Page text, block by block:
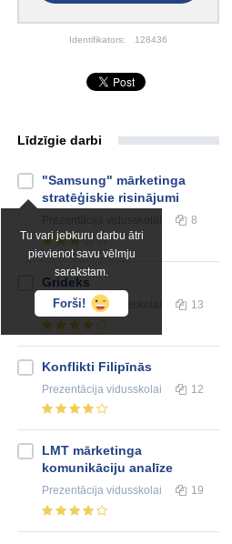
Identifikators: 128436
Līdzīgie darbi
Tu vari jebkuru darbu ātri
pievienot savu vēlmju
sarakstam.
Forši!
"Samsung" mārketinga
stratēģiskie risinājumi
8
Grideks
Prezentācijavidusskolai 13
Konflikti Filipīnās
Prezentācija vidusskolai 12
LMT mārketinga
komunikāciju analīze
Prezentācija vidusskolai 19